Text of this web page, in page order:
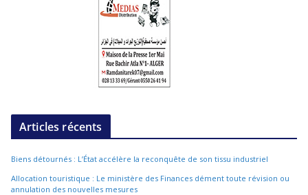
Articles récents
Biens détournés : L’État accélère la reconquête de son tissu industriel
Allocation touristique : Le ministère des Finances dément toute révision ou
annulation des nouvelles mesures